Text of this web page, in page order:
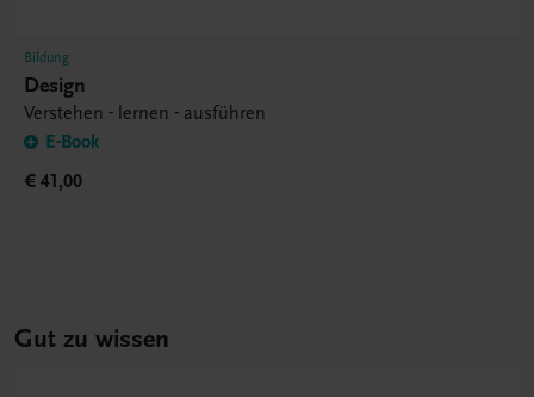
Bildung
Design
Verstehen - lernen - ausführen
E-Book
€ 41,00
Gut zu wissen